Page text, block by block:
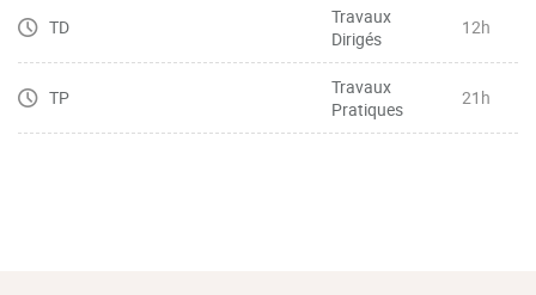
TD
Travaux
Dirigés
12h
TP
Travaux
Pratiques
21h